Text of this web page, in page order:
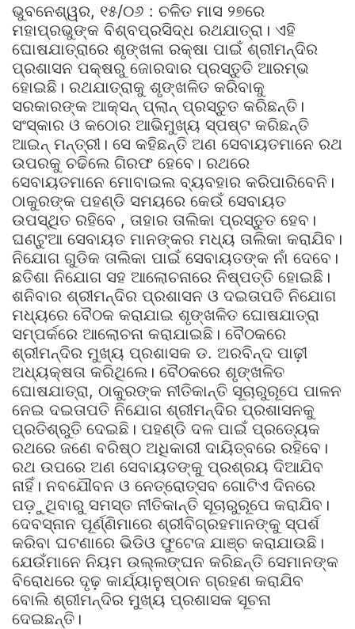
ଭୁବନେଶ୍ୱର, ୧୫/୦୬ : ଚଳିତ ମାସ ୨୭ରେ
ମହାପ୍ରଭୁଙ୍କ ବିଶ୍ବପ୍ରସିଦ୍ଧ ରଥଯାତ୍ରା। ଏହି
ଘୋଷଯାତ୍ରାରେ ଶୃଙ୍ଖଳା ରକ୍ଷା ପାଇଁ ଶ୍ରୀମନ୍ଦିର
ପ୍ରଶାସନ ପକ୍ଷରୁ ଜୋରଦାର ପ୍ରସ୍ତୁତି ଆରମ୍ଭ
ହୋଇଛି। ରଥଯାତ୍ରାକୁ ଶୃଙ୍ଖଳିତ କରିବାକୁ
ସରକାରଙ୍କ ଆକ୍ସନ୍ ପ୍ଲାନ୍ ପ୍ରସ୍ତୁତ କରିଛନ୍ତି।
ସଂସ୍କାର ଓ କଠୋର ଆଭିମୁଖ୍ୟ ସ୍ପଷ୍ଟ କରିଛନ୍ତି
ଆଇନ୍ ମନ୍ତ୍ରୀ। ସେ କହିଛନ୍ତି ଅଣ ସେବାୟତମାନେ ରଥ
ଉପରକୁ ଚଢିଲେ ଗିରଫ ହେବେ। ରଥରେ
ସେବାୟତମାନେ ମୋବାଇଲ ବ୍ୟବହାର କରିପାରିବେନି।
ଠାକୁରଙ୍କ ପହଣ୍ଡି ସମୟରେ କେଉଁ ସେବାୟତ
ଉପସ୍ଥିତ ରହିବେ , ତାହାର ତାଲିକା ପ୍ରସ୍ତୁତ ହେବ।
ଘଣ୍ଟୁଆ ସେବାୟତ ମାନଙ୍କର ମଧ୍ୟ ତାଲିକା କରାଯିବ।
ନିଯୋଗ ଗୁଡିକ ତାଲିକା ପାଇଁ ସେବାୟତଙ୍କ ନାଁ ଦେବେ।
ଛତିଶା ନିଯୋଗ ସହ ଆଲୋଚନାରେ ନିଷ୍ପତ୍ତି ହୋଇଛି।
ଶନିବାର ଶ୍ରୀମନ୍ଦିର ପ୍ରଶାସନ ଓ ଦଇତାପତି ନିଯୋଗ
ମଧ୍ୟରେ ବୈଠକ କରାଯାଇ ଶୃଙ୍ଖଳିତ ଘୋଷଯାତ୍ରା
ସମ୍ପର୍କରେ ଆଲୋଚନା କରାଯାଇଛି। ବୈଠକରେ
ଶ୍ରୀମନ୍ଦିର ମୁଖ୍ୟ ପ୍ରଶାସକ ଡ. ଅରବିନ୍ଦ ପାଢ଼ୀ
ଅଧ୍ୟକ୍ଷତା କରିଥିଲେ। ବୈଠକରେ ଶୃଙ୍ଖଳିତ
ଘୋଷଯାତ୍ରା, ଠାକୁରଙ୍କ ନୀତିକାନ୍ତି ସୂଚାରୁରୂପେ ପାଳନ
ନେଇ ଦଇତାପତି ନିଯୋଗ ଶ୍ରୀମନ୍ଦିର ପ୍ରଶାସନକୁ
ପ୍ରତିଶ୍ରୁତି ଦେଇଛି। ପହଣ୍ଡି ଦଳ ପାଇଁ ପ୍ରତ୍ୟେକ
ରଥରେ ଜଣେ ବରିଷ୍ଠ ଅଧିକାରୀ ଦାୟିତ୍ବରେ ରହିବେ।
ରଥ ଉପରେ ଅଣ ସେବାୟତଙ୍କୁ ପ୍ରଶ୍ରୟ ଦିଆଯିବ
ନାହିଁ। ନବଯୌବନ ଓ ନେତ୍ରୋତ୍ସବ ଗୋଟିଏ ଦିନରେ
ପଡ଼ୁଥିବାରୁ ସମସ୍ତ ନୀତିକାନ୍ତି ସୂଚାରୁରୂପେ କରାଯିବ।
ଦେବସ୍ନାନ ପୂର୍ଣ୍ଣିମାରେ ଶ୍ରୀବିଗ୍ରହମାନଙ୍କୁ ସ୍ପର୍ଶ
କରିବା ଘଟଣାରେ ଭିଡିଓ ଫୁଟେଜ ଯାଞ୍ଚ କରାଯାଉଛି।
ଯେଉଁମାନେ ନିୟମ ଉଲ୍ଲଙ୍ଘନ କରିଛନ୍ତି ସେମାନଙ୍କ
ବିରୋଧରେ ଦୃଢ଼ କାର୍ଯ୍ୟାନୁଷ୍ଠାନ ଗ୍ରହଣ କରାଯିବ
ବୋଲି ଶ୍ରୀମନ୍ଦିର ମୁଖ୍ୟ ପ୍ରଶାସକ ସୂଚନା
ଦେଇଛନ୍ତି।